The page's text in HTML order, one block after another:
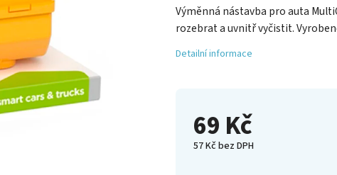
69 Kč
57 Kč bez DPH
Výměnná nástavba pro auta
rozebrat a uvnitř vyčistit.
Detailní informace